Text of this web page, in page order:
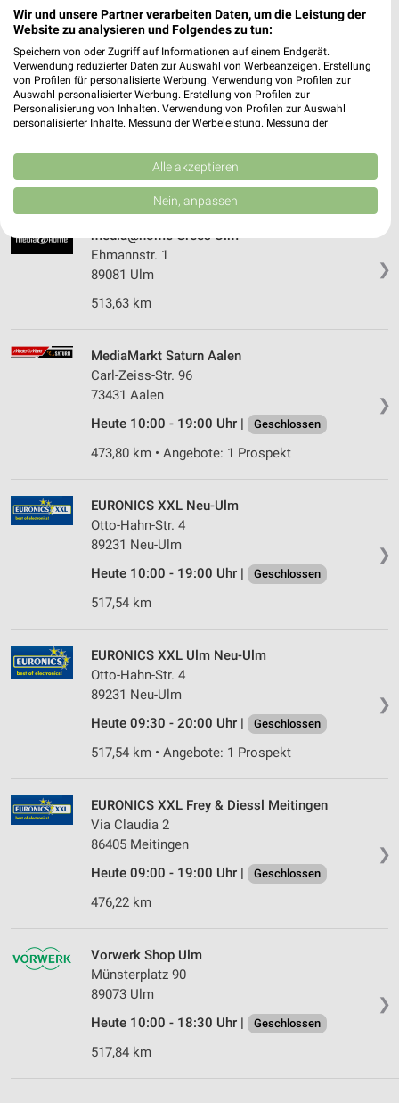
462,78 km • Angebote: 1 Prospekt
EURONICS Fischer & Markmiller Dinkelscherben
Spielangerstr. 8
86424 Dinkelscherben
Geschlossen
505,20 km • Angebote: 1 Prospekt
❯
media@home Grees Ulm
Ehmannstr. 1
89081 Ulm
513,63 km
❯
MediaMarkt Saturn Aalen
Carl-Zeiss-Str. 96
73431 Aalen
Heute 10:00 - 19:00 Uhr |
Geschlossen
473,80 km • Angebote: 1 Prospekt
❯
EURONICS XXL Neu-Ulm
Otto-Hahn-Str. 4
89231 Neu-Ulm
Heute 10:00 - 19:00 Uhr |
Geschlossen
517,54 km
❯
EURONICS XXL Ulm Neu-Ulm
Otto-Hahn-Str. 4
89231 Neu-Ulm
Heute 09:30 - 20:00 Uhr |
Geschlossen
517,54 km • Angebote: 1 Prospekt
❯
EURONICS XXL Frey & Diessl Meitingen
Via Claudia 2
86405 Meitingen
Heute 09:00 - 19:00 Uhr |
Geschlossen
476,22 km
❯
Vorwerk Shop Ulm
Münsterplatz 90
89073 Ulm
Heute 10:00 - 18:30 Uhr |
Geschlossen
517,84 km
Wir und unsere Partner verarbeiten Daten, um die Leistung der
Website zu analysieren und Folgendes zu tun:
Speichern von oder Zugriff auf Informationen auf einem Endgerät.
Verwendung reduzierter Daten zur Auswahl von Werbeanzeigen. Erstellung
von Profilen für personalisierte Werbung. Verwendung von Profilen zur
Auswahl personalisierter Werbung. Erstellung von Profilen zur
Personalisierung von Inhalten. Verwendung von Profilen zur Auswahl
personalisierter Inhalte. Messung der Werbeleistung. Messung der
Kombinationen von Daten aus verschiedenen Quellen. Entwicklung und
Verbesserung der Angebote. Verwendung reduzierter Daten zur Auswahl
von Inhalten.
Daten können außerhalb der Europäischen Union weitergegeben und in die
USA gesendet werden.
Website/App.
Partnerliste anzeigen (1 IAB-Anbieter)
IAB-Verarbeitungszwecke:
auf einem Endgerät
Verwendung reduzierter Daten zur Auswahl von
Verwendung von Profilen zur Auswahl
personalisierter Werbung
Erstellung von Profilen zur Personalisierung
Verwendung von Profilen zur Auswahl
personalisierter Inhalte
Messung der Werbeleistung
Analyse von Zielgruppen durch Statistiken oder
Kombinationen von Daten aus verschiedenen
Verwendung reduzierter Daten zur Auswahl von
IAB-Besonderheiten:
Verwendung genauer Standortdaten
Informationen identifizieren
Nicht-IAB-Verarbeitungszwecke:
Alle akzeptieren
Nein, anpassen